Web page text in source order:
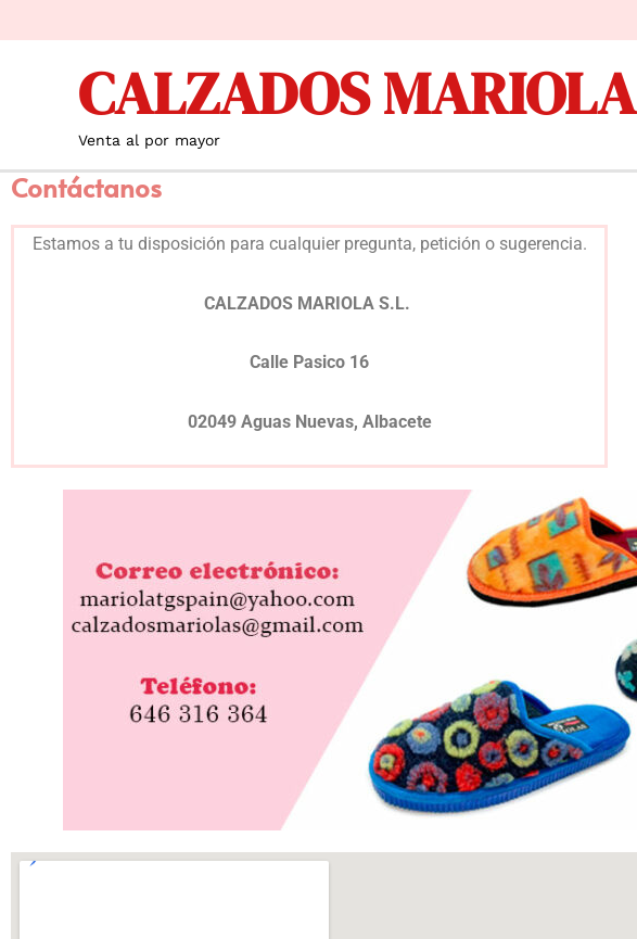
al
contenidoCALZADOS MARIOLA
Venta al por mayor
Contáctanos
Estamos a tu disposición para cualquier pregunta, petición o sugerencia.
CALZADOS MARIOLA S.L.
Calle Pasico 16
02049 Aguas Nuevas, Albacete